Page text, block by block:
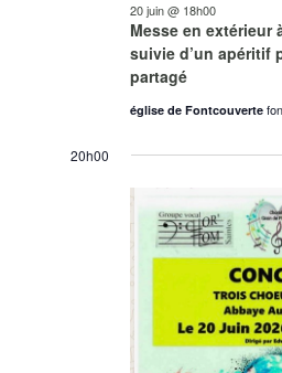
Messe en extérieur
suivie d’un apéritif
partagé
20 juin @ 18h00
église de Fontcouverte
20h00